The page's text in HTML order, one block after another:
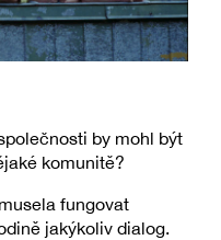
by mohl být
komunitě?
fungovat
jakýkoliv dialog.